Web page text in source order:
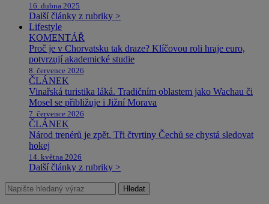
16. dubna 2025
Další články z rubriky >
Lifestyle
KOMENTÁŘ
Proč je v Chorvatsku tak draze? Klíčovou roli hraje euro,
potvrzují akademické studie
8. července 2026
ČLÁNEK
Vinařská turistika láká. Tradičním oblastem jako Wachau či
Mosel se přibližuje i Jižní Morava
7. července 2026
ČLÁNEK
Národ trenérů je zpět. Tři čtvrtiny Čechů se chystá sledovat
hokej
14. května 2026
Další články z rubriky >
Hledat